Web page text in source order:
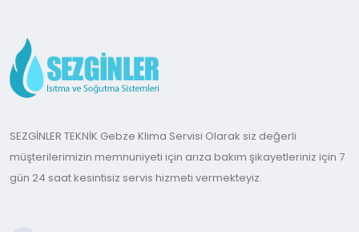
SEZGİNLER TEKNİK Gebze Klima Servisi Olarak siz değerli
müşterilerimizin memnuniyeti için arıza bakım şikayetleriniz için 7
gün 24 saat kesintisiz servis hizmeti vermekteyiz.